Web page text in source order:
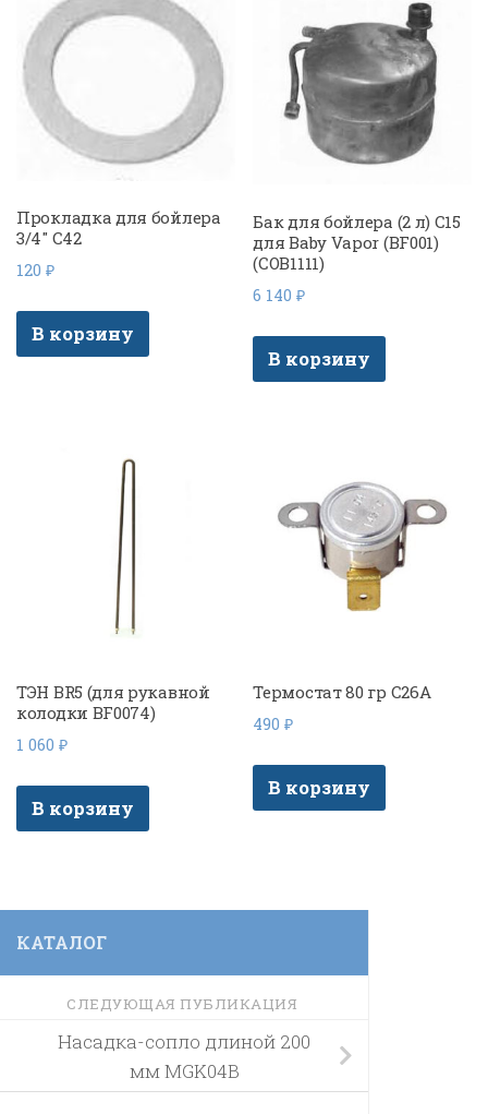
Прокладка для бойлера
3/4″ C42
120 ₽
В корзину
Бак для бойлера (2 л) C15
для Baby Vapor (BF001)
(COB1111)
6 140₽
В корзину
ТЭН BR5 (для рукавной
колодки BF0074)
1 060 ₽
В корзину
Термостат 80 гр C26A
490₽
В корзину
КАТАЛОГ
СЛЕДУЮЩАЯ ПУБЛИКАЦИЯ
Насадка-сопло длиной 200
мм MGK04B